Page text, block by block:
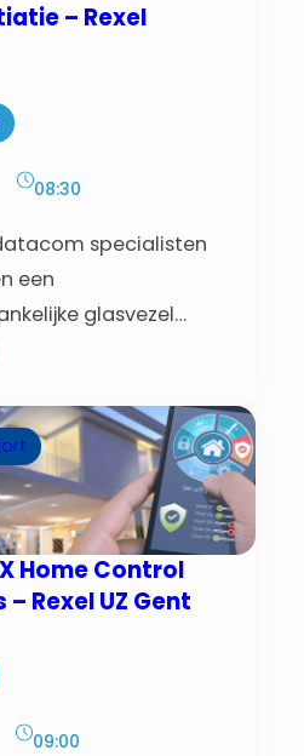
– Rexel
08:30
specialisten
een
glasvezel
Home Control
Rexel UZ Gent
09:00